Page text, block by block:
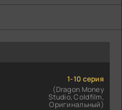
1-10 серия
(Dragon Money
Studio, Coldfilm,
Оригинальный)